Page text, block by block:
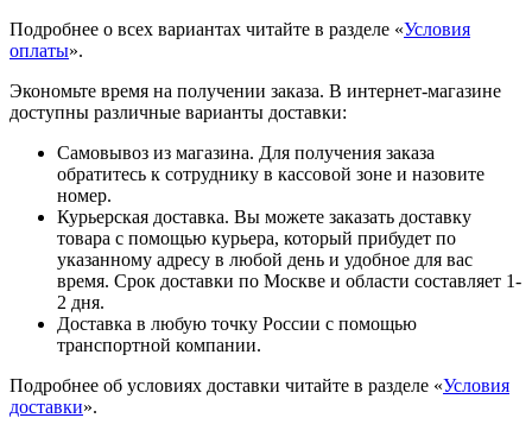
Подробнее о всех вариантах читайте в разделе «Условия
оплаты».
Экономьте время на получении заказа. В интернет-магазине
доступны различные варианты доставки:
Самовывоз из магазина. Для получения заказа
обратитесь к сотруднику в кассовой зоне и назовите
номер.
Курьерская доставка. Вы можете заказать доставку
товара с помощью курьера, который прибудет по
указанному адресу в любой день и удобное для вас
время. Срок доставки по Москве и области составляет 1-
2 дня.
Доставка в любую точку России с помощью
транспортной компании.
Подробнее об условиях доставки читайте в разделе «Условия
доставки».